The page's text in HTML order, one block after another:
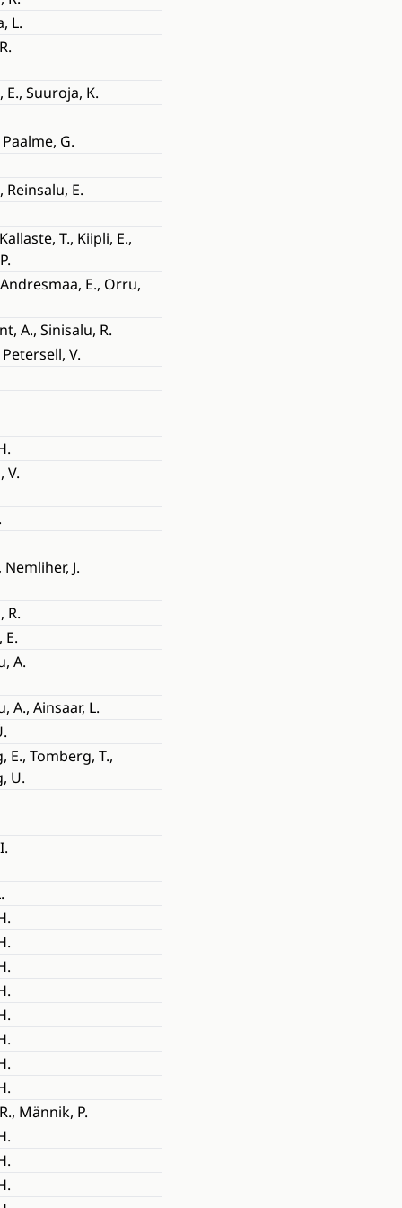
L.
E., Suuroja, K.
G.
Reinsalu, E.
T., Kiipli, E.,
E., Orru,
A., Sinisalu, R.
V.
V.
J.
R.
E.
A.
A., Ainsaar, L.
E., Tomberg, T.,
U.
Männik, P.